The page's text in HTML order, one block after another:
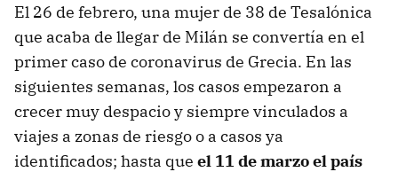
El 26 de febrero, una mujer de 38 de Tesalónica
que acaba de llegar de Milán se convertía en el
primer caso de coronavirus de Grecia. En las
siguientes semanas, los casos empezaron a
crecer muy despacio y siempre vinculados a
viajes a zonas de riesgo o a casos ya
identificados; hasta que el 11 de marzo el país